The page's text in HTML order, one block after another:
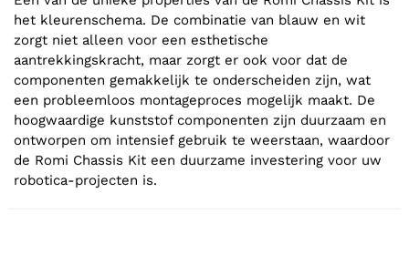
het kleurenschema. De combinatie van blauw en wit
zorgt niet alleen voor een esthetische
aantrekkingskracht, maar zorgt er ook voor dat de
componenten gemakkelijk te onderscheiden zijn, wat
een probleemloos montageproces mogelijk maakt. De
hoogwaardige kunststof componenten zijn duurzaam en
ontworpen om intensief gebruik te weerstaan, waardoor
de Romi Chassis Kit een duurzame investering voor uw
robotica-projecten is.